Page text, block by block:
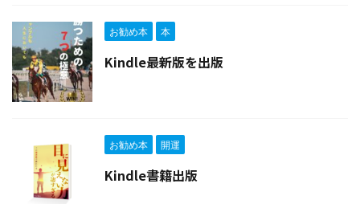
お勧め本 本
Kindle最新版を出版
お勧め本 開運
Kindle書籍出版